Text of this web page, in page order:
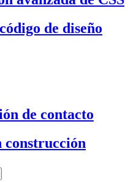
de diseño
de contacto
construcción